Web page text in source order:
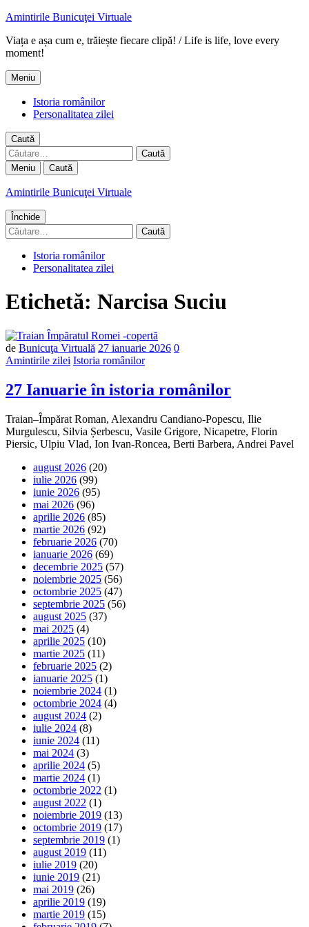
Amintirile Bunicuţei Virtuale
Viața e așa cum e, trăiește fiecare clipă! / Life is life, love every
moment!
Meniu
Istoria românilor
Personalitatea zilei
Caută
Caută
după:
Meniu Caută
Amintirile Bunicuţei Virtuale
Închide
Caută
după:
Istoria românilor
Personalitatea zilei
Etichetă: Narcisa Suciu
de Bunicuţa Virtuală 27 ianuarie 2026 Număr
0
Amintirile zilei Istoria românilor
27 Ianuarie în istoria românilor
Traian–Împărat Roman, Alexandru Candiano-Popescu, Ilie
Murgulescu, Silvia Șerbescu, Vasile Grigore, Nicapetre, Florin
Piersic, Ulpiu Vlad, Ion Ivan-Roncea, Berti Barbera, Andrei Pavel
august 2026 (20)
iulie 2026 (99)
iunie 2026 (95)
mai 2026 (96)
aprilie 2026 (85)
martie 2026 (92)
februarie 2026 (70)
ianuarie 2026 (69)
decembrie 2025 (57)
noiembrie 2025 (56)
octombrie 2025 (47)
septembrie 2025 (56)
august 2025 (37)
mai 2025 (4)
aprilie 2025 (10)
martie 2025 (11)
februarie 2025 (2)
ianuarie 2025 (1)
noiembrie 2024 (1)
octombrie 2024 (4)
august 2024 (2)
iulie 2024 (8)
iunie 2024 (11)
mai 2024 (3)
aprilie 2024 (5)
martie 2024 (1)
octombrie 2022 (1)
august 2022 (1)
noiembrie 2019 (13)
octombrie 2019 (17)
septembrie 2019 (1)
august 2019 (11)
iulie 2019 (20)
iunie 2019 (21)
mai 2019 (26)
aprilie 2019 (19)
martie 2019 (15)